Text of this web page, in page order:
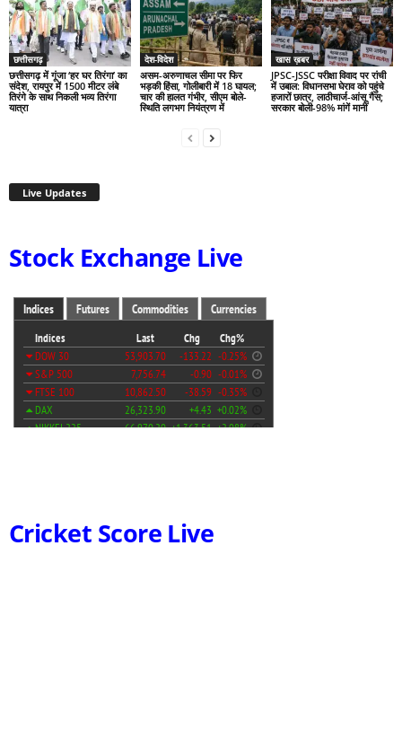
छत्तीसगढ़
छत्तीसगढ़ में गूंजा ‘हर घर तिरंगा’ का
संदेश, रायपुर में 1500 मीटर लंबे
तिरंगे के साथ निकली भव्य तिरंगा
यात्रा
देश-विदेश
असम-अरुणाचल सीमा पर फिर
भड़की हिंसा, गोलीबारी में 18 घायल;
चार की हालत गंभीर, सीएम बोले-
स्थिति लगभग नियंत्रण में
खास ख़बर
JPSC-JSSC परीक्षा विवाद पर रांची
में उबाल: विधानसभा घेराव को पहुंचे
हजारों छात्र, लाठीचार्ज-आंसू गैस;
सरकार बोली-98% मांगें मानीं
Live Updates
Stock Exchange Live
Cricket Score Live